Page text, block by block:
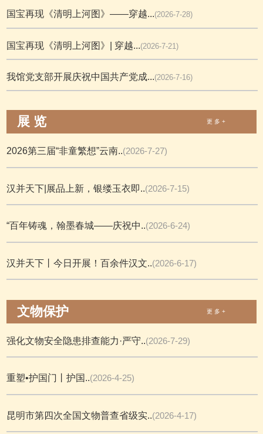
国宝再现《清明上河图》——穿越...(2026-7-28)
国宝再现《清明上河图》| 穿越...(2026-7-21)
我馆党支部开展庆祝中国共产党成...(2026-7-16)
展 览 更 多 +
2026第三届“非童繁想”云南..(2026-7-27)
汉并天下|展品上新，银缕玉衣即..(2026-7-15)
“百年铸魂，翰墨春城——庆祝中..(2026-6-24)
汉并天下丨今日开展！百余件汉文..(2026-6-17)
文物保护 更 多 +
强化文物安全隐患排查能力·严守..(2026-7-29)
重塑•护国门丨护国..(2026-4-25)
昆明市第四次全国文物普查省级实..(2026-4-17)